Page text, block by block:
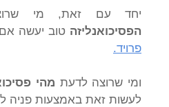
יחד עם זאת, מי
הפסיכואנליזה טוב יעשה
פרויד.
ומי שרוצה לדעת מהי
לעשות זאת באמצעות פניה